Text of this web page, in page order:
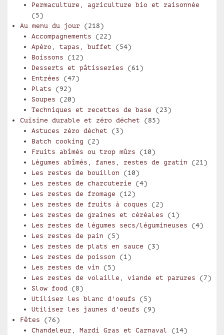
Permaculture, agriculture bio et raisonnée
(5)
Au menu du jour (218)
Accompagnements (22)
Apéro, tapas, buffet (54)
Boissons (12)
Desserts et pâtisseries (61)
Entrées (47)
Plats (92)
Soupes (20)
Techniques et recettes de base (23)
Cuisine durable et zéro déchet (85)
Astuces zéro déchet (3)
Batch cooking (2)
Fruits abîmés ou trop mûrs (10)
Légumes abîmés, fanes, restes de gratin (21)
Les restes de bouillon (10)
Les restes de charcuterie (4)
Les restes de fromage (12)
Les restes de fruits à coques (2)
Les restes de graines et céréales (1)
Les restes de légumes secs/légumineuses (4)
Les restes de pain (5)
Les restes de plats en sauce (3)
Les restes de poisson (1)
Les restes de vin (5)
Les restes de volaille, viande et parures (7)
Slow food (8)
Utiliser les blanc d'oeufs (5)
Utiliser les jaunes d'oeufs (9)
Fêtes (76)
Chandeleur, Mardi Gras et Carnaval (14)